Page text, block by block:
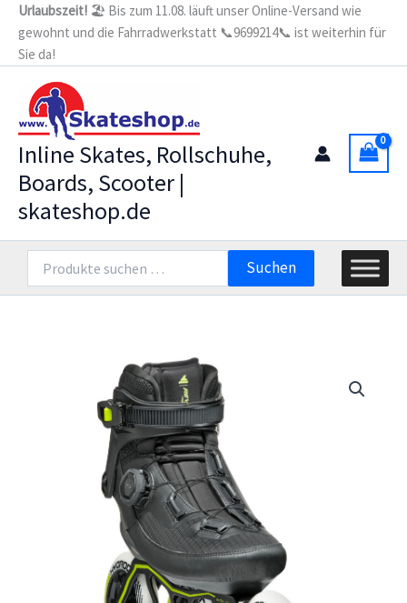
Zum
Inhalt
springen
Urlaubszeit! 🏖️ Bis zum 11.08. läuft unser Online-Versand wie
gewohnt und die Fahrradwerkstatt 📞9699214📞 ist weiterhin für
Sie da!
Inline Skates, Rollschuhe,
Boards, Scooter |
skateshop.de
nach:
Suchen